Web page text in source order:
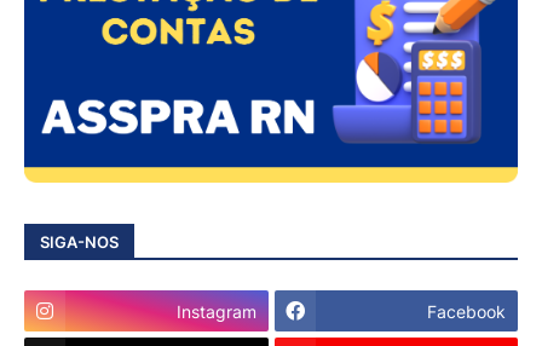
SIGA-NOS
Instagram Facebook